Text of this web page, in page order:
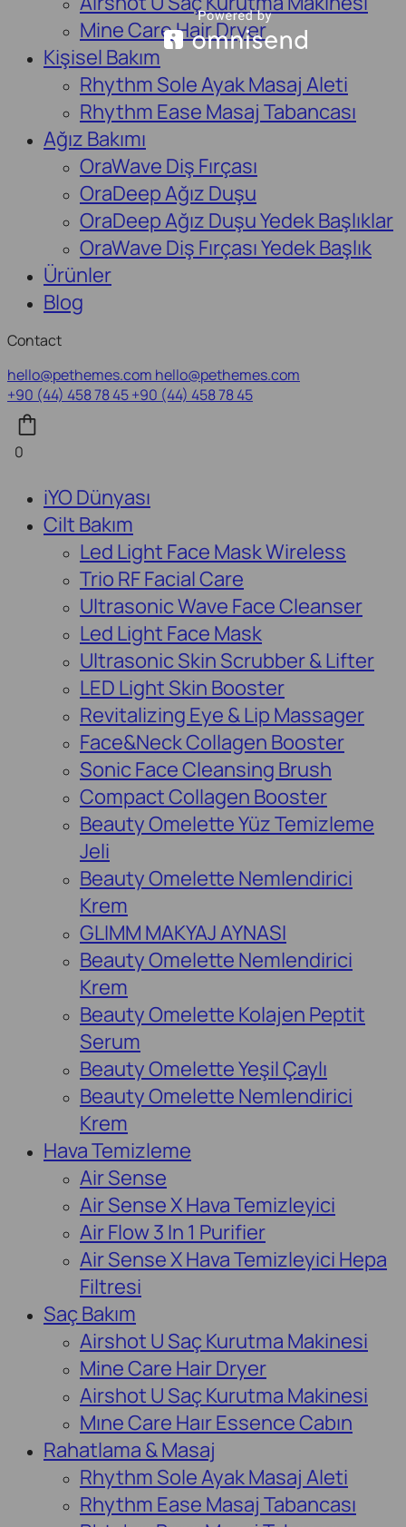
Mine Care Hair Dryer
Kişisel Bakım
Rhythm Sole Ayak Masaj Aleti
Rhythm Ease Masaj Tabancası
Ağız Bakımı
OraWave Diş Fırçası
OraDeep Ağız Duşu
OraDeep Ağız Duşu Yedek Başlıklar
OraWave Diş Fırçası Yedek Başlık
Ürünler
Blog
Contact
hello@pethemes.com hello@pethemes.com
+90 (44) 458 78 45+90 (44) 458 78 45
0
iYO Dünyası
Cilt Bakım
Led Light Face Mask Wireless
Trio RF Facial Care
Ultrasonic Wave Face Cleanser
Led Light Face Mask
Ultrasonic Skin Scrubber & Lifter
LED Light Skin Booster
Revitalizing Eye & Lip Massager
Face&Neck Collagen Booster
Sonic Face Cleansing Brush
Compact Collagen Booster
Beauty Omelette Yüz Temizleme
Jeli
Beauty Omelette Nemlendirici
Krem
GLIMM MAKYAJ AYNASI
Beauty Omelette Nemlendirici
Krem
Beauty Omelette Kolajen Peptit
Serum
Beauty Omelette Yeşil Çaylı
Beauty Omelette Nemlendirici
Krem
Hava Temizleme
Air Sense
Air Sense X Hava Temizleyici
Air Flow 3 In 1 Purifier
Air Sense X Hava Temizleyici Hepa
Filtresi
Saç Bakım
Airshot U Saç Kurutma Makinesi
Mine Care Hair Dryer
Airshot U Saç Kurutma Makinesi
Mıne Care Haır Essence Cabın
Rahatlama & Masaj
Rhythm Sole Ayak Masaj Aleti
Rhythm Ease Masaj Tabancası